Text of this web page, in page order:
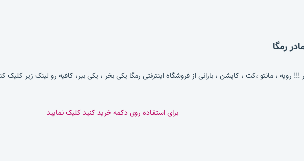
رمگا
رویه ، مانتو ،کت ، کاپشن ، بارانی از فروشگاه اینترنتی رمگا یکی بخر ، یکی ببر، کافیه رو لینک زیر کلیک
برای استفاده روی دکمه خرید کنید کلیک نمایید